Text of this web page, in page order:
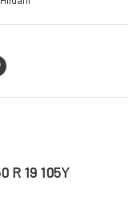
R 19 105Y